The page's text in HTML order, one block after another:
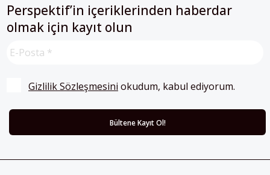
Perspektif’in içeriklerinden haberdar
olmak için kayıt olun
Gizlilik Sözleşmesini okudum, kabul ediyorum.